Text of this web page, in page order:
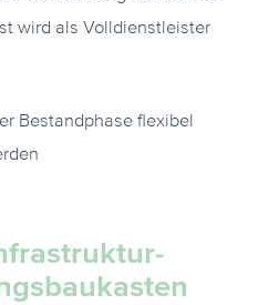
wird als Volldienstleister
Bestandphase flexibel